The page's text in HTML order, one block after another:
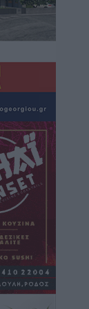
Α.
για
στη
για
του